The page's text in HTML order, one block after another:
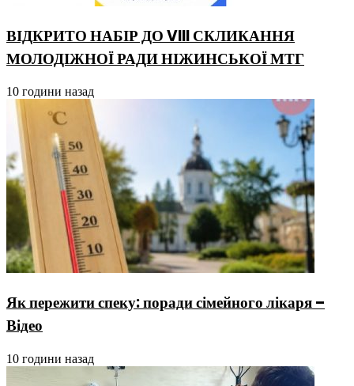
ВІДКРИТО НАБІР ДО VIII СКЛИКАННЯ
МОЛОДІЖНОЇ РАДИ НІЖИНСЬКОЇ МТГ
10 години назад
Як пережити спеку: поради сімейного лікаря –
Відео
10 години назад